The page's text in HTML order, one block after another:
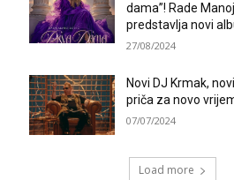
dama”! Rade
predstavlja novi
27/08/2024
Novi DJ Krmak,
priča za novo
07/07/2024
Load more